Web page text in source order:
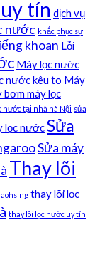
tín dịch vụ
nước khắc phục sự
khoan Lỗi
Máy lọc nước
nước kêu to Máy
bơm máy lọc
nước tại nhà hà Nội sửa
lọc nướcSửa
Sửa máy
Thay lõi
thay lõi lọc
thay lõi lọc nước uy tín